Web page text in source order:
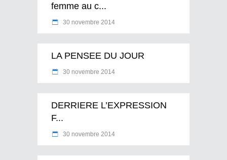
femme au c...
30 novembre 2014
LA PENSEE DU JOUR
30 novembre 2014
DERRIERE L’EXPRESSION
F...
30 novembre 2014